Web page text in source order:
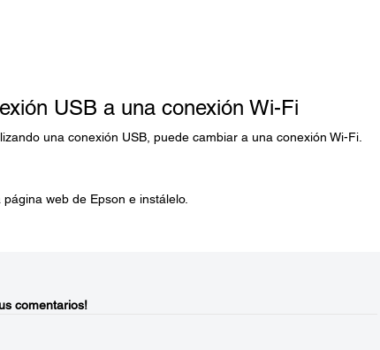
USB a una conexión Wi-Fi
una conexión USB, puede cambiar a una conexión Wi-Fi.
web de Epson e instálelo.
comentarios!